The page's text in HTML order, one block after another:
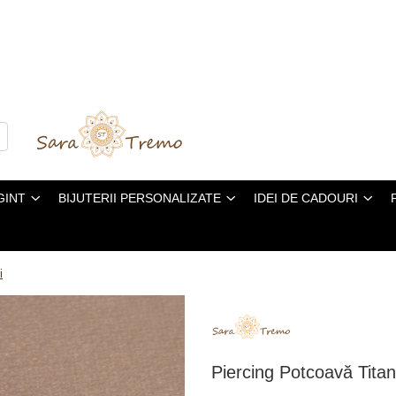
BIJUTERII PERSONALIZATE IDEI DE CADOURI
Piercing Potcoavă